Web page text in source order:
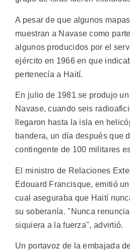
A pesar de que algunos
muestran a Navase como
algunos producidos por el
ejército en 1966 en que
pertenecía a Haití.
En julio de 1981 se produjo
Navase, cuando seis
llegaron hasta la isla en
bandera, un día después que
contingente de 100 militares
El ministro de Relaciones
Edouard Francisque, emitió
cual aseguraba que Haití
su soberanía. "Nunca
siquiera a la fuerza", advirtió.
Un portavoz de la embajada